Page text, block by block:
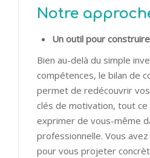
Notre
Un outil pour
Bien au-delà du simple
compétences, le bilan de
permet de redécouvrir
clés de motivation, tout ce
exprimer de vous-même
professionnelle. Vous
pour vous projeter